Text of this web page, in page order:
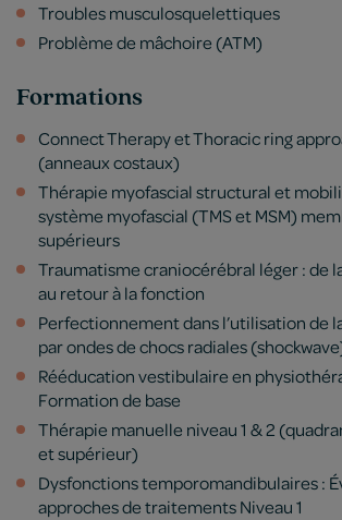
Troubles musculosquelettiques
Problème de mâchoire (ATM)
Formations
Connect Therapy et Thoracic ring
(anneaux costaux)
Thérapie myofascial structural et
système myofascial (TMS et MSM)
supérieurs
Traumatisme craniocérébral léger : de
au retour à la fonction
Perfectionnement dans l’utilisation de
par ondes de chocs radiales
Rééducation vestibulaire en
Formation de base
Thérapie manuelle niveau 1 & 2
et supérieur)
Dysfonctions temporomandibulaires :
approches de traitements Niveau 1